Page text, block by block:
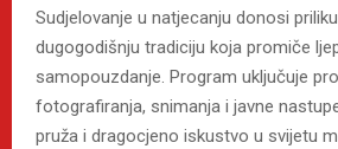
Sudjelovanje u natjecanju donosi
dugogodišnju tradiciju koja promiče
samopouzdanje. Program uključuje
fotografiranja, snimanja i javne
pruža i dragocjeno iskustvo u svijetu